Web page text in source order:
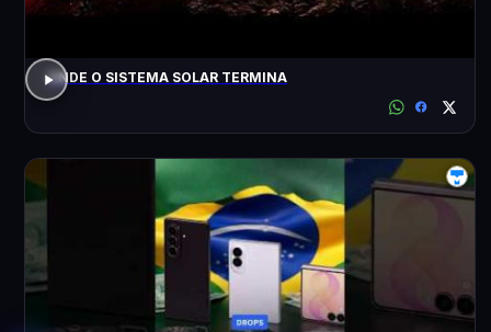
ONDE O SISTEMA SOLAR TERMINA